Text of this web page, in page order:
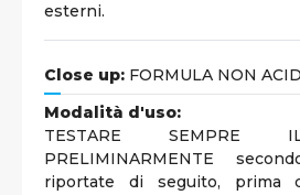
esterni.
Close up: FORMULA NON
Modalità d'uso:
TESTARE SEMPRE
PRELIMINARMENTE
riportate di seguito, prima